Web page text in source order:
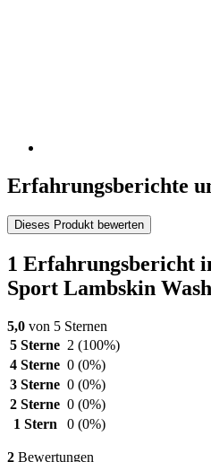
Erfahrungsberichte
Dieses Produkt bewerten
1 Erfahrungsbericht
Sport Lambskin Wash
5,0 von 5 Sternen
5 Sterne 2 (100%)
4 Sterne 0 (0%)
3 Sterne 0 (0%)
2 Sterne 0 (0%)
1 Stern
0 (0%)
2 Bewertungen